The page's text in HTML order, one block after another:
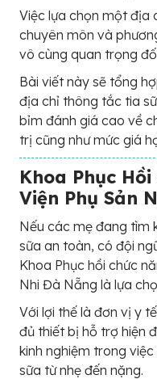
Việc lựa chọn một địa
chuyên môn và
vô cùng quan trọng
Bài viết này sẽ tổng
địa chỉ thông tắc tia
bỉm đánh giá cao về
trị cũng như mức giá
Khoa Phục
Viện Phụ Sản
Nếu các mẹ đang tìm
sữa an toàn, có đội
Khoa Phục hồi chức
Nhi Đà Nẵng là lựa
Với lợi thế là đơn vị y
đủ thiết bị hỗ trợ hiện
kinh nghiệm trong
sữa từ nhẹ đến nặng.